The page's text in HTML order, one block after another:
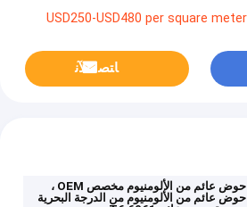
ﺎﺘﺼﻟ ﺍﻶﻧ
حوض عائم من الألومنيوم مخصص OEM ،
حوض عائم من الألومنيوم من الدرجة البحرية